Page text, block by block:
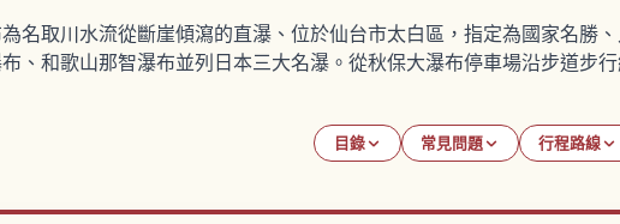
名取川水流從斷崖傾瀉的直瀑、位於仙台市太白區，指定為國家名勝
、和歌山那智瀑布並列日本三大名瀑。從秋保大瀑布停車場沿步道步
目錄 常見問題 行程路線